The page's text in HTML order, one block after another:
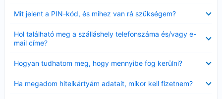
Mit jelent a PIN-kód, és mihez van rá szükségem?
Hol található meg a szálláshely telefonszáma és/vagy e-
mail címe?
Hogyan tudhatom meg, hogy mennyibe fog kerülni?
Ha megadom hitelkártyám adatait, mikor kell fizetnem?